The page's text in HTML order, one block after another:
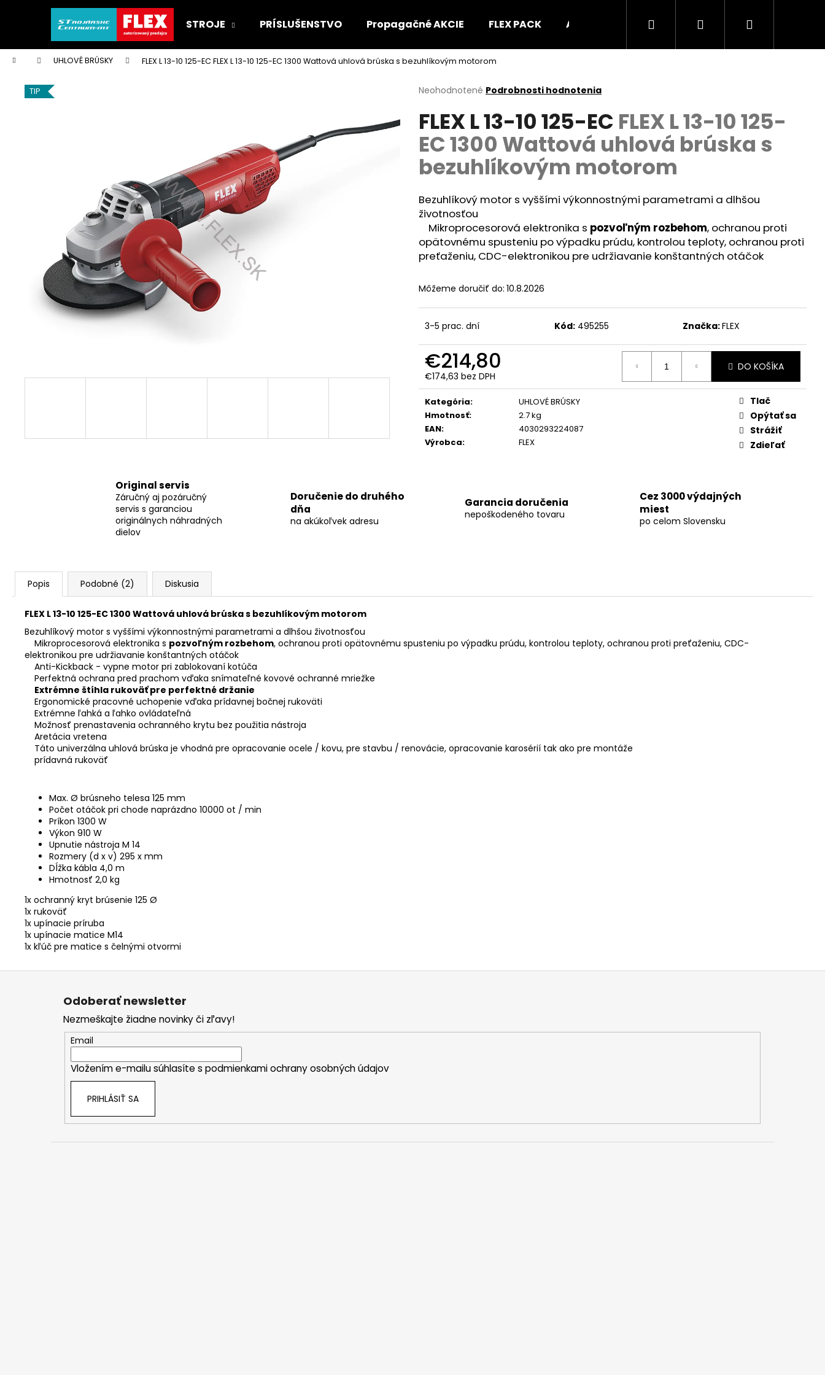
STROJE PRÍSLUŠENSTVO Propagačné AKCIE FLEX PACK AKU Stroje UHLOVÉ BRÚSKY
Hľadať PrihlásenieNákupný
Domov UHLOVÉ BRÚSKY FLEX L 13-10 125-EC FLEX L 13-10 125-EC 1300 Wattová uhlová brúska s bezuhlíkovým motorom
Priemerné
produktu
je
0,0
5
hviezdičiek.
Neohodnotené Podrobnosti hodnotenia
FLEX L 13-10 125-EC FLEX L 13-10 125-
EC 1300 Wattová uhlová brúska s
bezuhlíkovým motorom
Bezuhlíkový motor s vyššími výkonnostnými parametrami a dlhšou
životnosťou
Mikroprocesorová elektronika s pozvoľným rozbehom, ochranou proti
opätovnému spusteniu po výpadku prúdu, kontrolou teploty, ochranou proti
preťaženiu, CDC-elektronikou pre udržiavanie konštantných otáčok
Môžeme doručiť do: 10.8.2026
3-5 prac. dní Kód: 495255 Značka:FLEX
€214,80
€174,63 bez DPH
Jednotková
cena:
DO KOŠÍKA
Kategória:
UHLOVÉ BRÚSKY
Hmotnosť:
2.7 kg
EAN:
4030293224087
Výrobca: FLEX
Tlač
Opýtať sa
Strážiť
Zdieľať
TIP
Original servis
Záručný aj pozáručný
servis s garanciou
originálnych náhradných
dielov
Doručenie do druhého
dňa
na akúkoľvek adresu
Garancia doručenia
nepoškodeného tovaru
Cez 3000 výdajných
miest
po celom Slovensku
Popis Podobné (2) Diskusia
FLEX L 13-10 125-EC 1300 Wattová uhlová brúska s bezuhlíkovým motorom
Bezuhlíkový motor s vyššími výkonnostnými parametrami a dlhšou životnosťou
Mikroprocesorová elektronika s pozvoľným rozbehom, ochranou proti opätovnému spusteniu po výpadku prúdu, kontrolou teploty, ochranou proti preťaženiu, CDC-
elektronikou pre udržiavanie konštantných otáčok
Anti-Kickback - vypne motor pri zablokovaní kotúča
Perfektná ochrana pred prachom vďaka snímateľné kovové ochranné mriežke
Extrémne štíhla rukoväť pre perfektné držanie
Ergonomické pracovné uchopenie vďaka prídavnej bočnej rukoväti
Extrémne ľahká a ľahko ovládateľná
Možnosť prenastavenia ochranného krytu bez použitia nástroja
Aretácia vretena
Táto univerzálna uhlová brúska je vhodná pre opracovanie ocele / kovu, pre stavbu / renovácie, opracovanie karosérií tak ako pre montáže
prídavná rukoväť
Max. Ø brúsneho telesa 125 mm
Počet otáčok pri chode naprázdno 10000 ot / min
Príkon 1300 W
Výkon 910 W
Upnutie nástroja M 14
Rozmery (d x v) 295 x mm
Dĺžka kábla 4,0 m
Hmotnosť 2,0 kg
1x ochranný kryt brúsenie 125 Ø
1x rukoväť
1x upínacie príruba
1x upínacie matice M14
1x kľúč pre matice s čelnými otvormi
í
Späť
do
obchodu
Späť
do
obchodu
Čo potrebujete nájsť?
HĽADAŤ
Nasledujúce
FLEX SAM-C 32 AS/NL CLIP-ADAPTÉR
FLEX CLIP-ADAPTÉR SAM-C 32 AS/NL
€16,80
18/4.0
€121,77
Z
Odoberať newsletter
Nezmeškajte žiadne novinky či zľavy!
Email
Vložením e-mailu súhlasíte s podmienkami ochrany osobných údajov
PRIHLÁSIŤ SA